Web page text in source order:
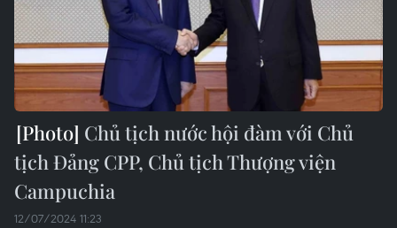
Chủ tịch nước hội đàm với Chủ
tịch Đảng CPP, Chủ tịch Thượng viện
Campuchia
12/07/2024 11:23